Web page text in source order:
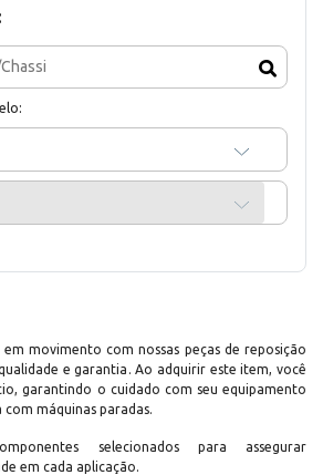
movimento com nossas peças de reposição
e garantia. Ao adquirir este item, você
garantindo o cuidado com seu equipamento
máquinas paradas.
selecionados para assegurar
em cada aplicação.